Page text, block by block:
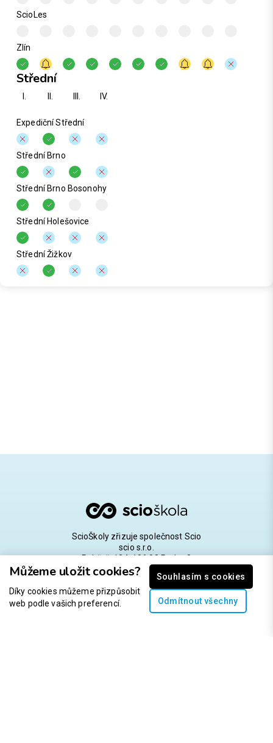
ScioLes
Zlín
Střední
IV.
Expediční Střední
Střední Brno
Střední Brno Bosonohy
Střední Holešovice
Střední Žižkov
Můžeme uložit cookies?
Díky cookies můžeme přizpůsobit
web podle vašich preferencí.
Souhlasím s cookies
Odmítnout všechny
ScioŠkoly zřizuje společnost Scio
scio s.r.o.
Pobřežní 34, 186 00 Praha 8
IČO: 107 79 442; DIČ: CZ10779442
Zapsána v obchodním rejstříku vedeném Městským
soudem v Praze, oddíl C, vložka 347418.